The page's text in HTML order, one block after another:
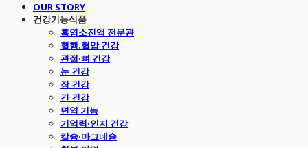
OUR STORY
건강기능식품
흑염소진액 전문관
혈행.혈압 건강
관절·뼈 건강
눈 건강
장 건강
간 건강
면역 기능
기억력·인지 건강
칼슘·마그네슘